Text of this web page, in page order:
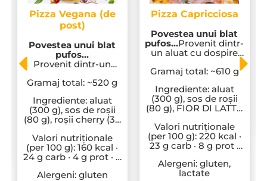
Pizza Vegana (de
post)
Povestea unui blat
pufos…
Provenit dintr-un
lentă, ținut în tihnă, la
controlată.
Respiră, crește, se
formează. Și devine
un blat aerat, ușor,
fin, cu gust adevărat.
Gramaj total: ~520 g
Ingrediente: aluat
(300 g), sos de roșii
(80 g), roșii cherry (30
gras (30 g), ciuperci
(40 g), măsline (20 g),
ulei de măsline EVOO
Valori nutriționale
(per 100 g): 160 kcal ·
24 g carb · 4 g prot · 3
Alergeni: gluten
Pizza Capricciosa
Povestea unui blat
pufos…Provenit dintr-
un aluat cu dospire
lentă, ținut în tihnă, la
temperatură
Respiră, crește, se
formează. Și devine
ceea ce trebuie să fie:
fin, cu gust adevărat.
Gramaj total: ~610 g
Ingrediente: aluat
(300 g), sos de roșii
(80 g), FIOR DI LATTE
cotto (70 g), ciuperci
(40 g), măsline (20 g),
ulei de măsline EVOO
Valori nutriționale
(per 100 g): 220 kcal ·
23 g carb · 8 g prot ·
Alergeni: gluten,
lactate